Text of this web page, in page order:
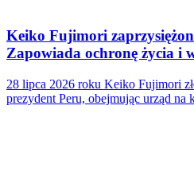
Keiko Fujimori
Zapowiada ochronę życia i
28 lipca 2026 roku Keiko Fujimori
prezydent Peru, obejmując urząd na